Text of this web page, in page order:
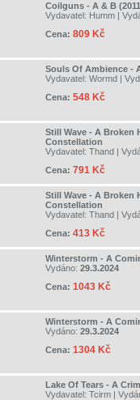
Coilguns - A & B
Vydavatel: Humm |
Cena: 809 Kč
Souls Of Ambience -
Vydavatel: Wormd |
Cena: 548 Kč
Still Wave - A Broken
Constellation
Vydavatel: Thand |
Cena: 791 Kč
Still Wave - A Broken
Constellation
Vydavatel: Thand |
Cena: 413 Kč
Winterstorm - A
Vydáno: 29.3.2024
Cena: 1043 Kč
Winterstorm - A
Vydáno: 29.3.2024
Cena: 1304 Kč
Lake Of Tears - A
Vydavatel: Tcirm |